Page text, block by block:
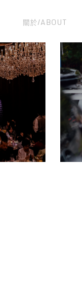
關於/ABOUT